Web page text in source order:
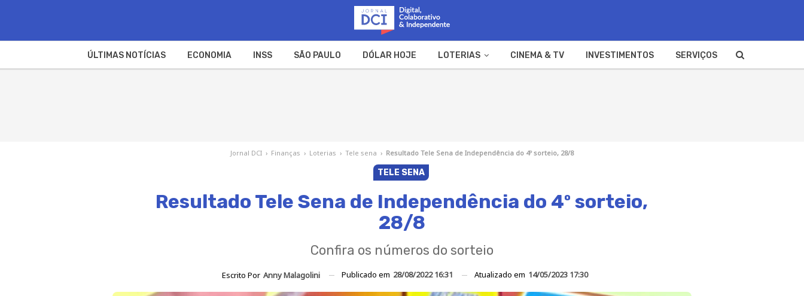
ÚLTIMAS NOTÍCIAS ECONOMIA INSS SÃO PAULO DÓLAR HOJE LOTERIAS CINEMA & TV INVESTIMENTOS SERVIÇOS
Jornal DCI › Finanças › Loterias › Tele sena › Resultado Tele Sena de Independência do 4º sorteio, 28/8
TELE SENA
Resultado Tele Sena de Independência do 4º sorteio,
28/8
Confira os números do sorteio
Escrito Por Anny Malagolini Publicado em 28/08/2022 16:31 Atualizado em 14/05/2023 17:30